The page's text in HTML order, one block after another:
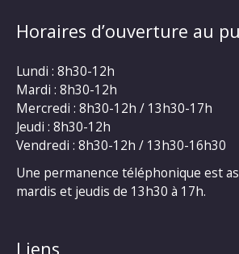
Horaires d’ouverture au
Lundi : 8h30-12h
Mardi : 8h30-12h
Mercredi : 8h30-12h / 13h30-17h
Jeudi : 8h30-12h
Vendredi : 8h30-12h / 13h30-16h30
Une permanence téléphonique est
mardis et jeudis de 13h30 à 17h.
Liens